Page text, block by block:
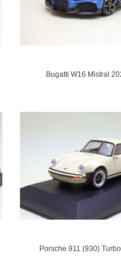
Bugatti W16 Mistral
Porsche 911 (930)